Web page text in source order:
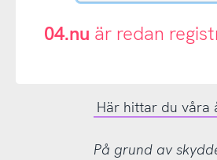
.se-
eller
.nu-
04.nu är redan
Här hittar du våra
På grund av